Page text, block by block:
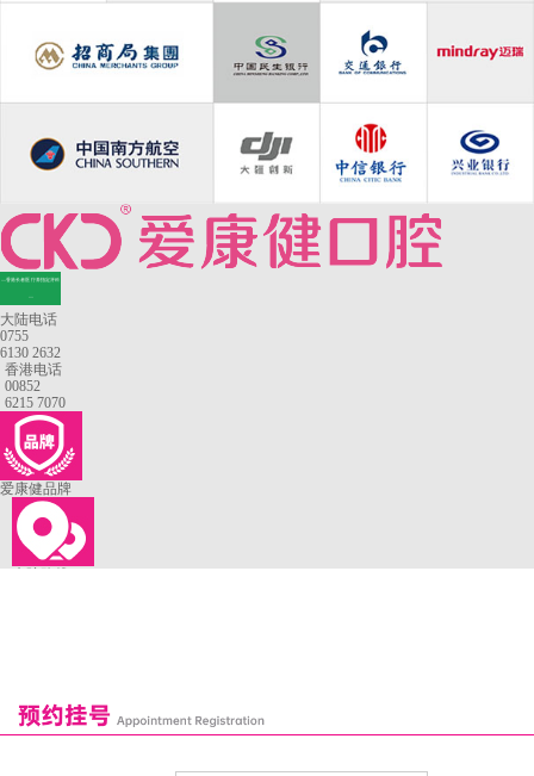
—香港长者医疗券指定牙科
大陆电话
0755
6130 2632
香港电话
00852
6215 7070
爱康健品牌
恒乐口腔诊所
富港口腔诊所